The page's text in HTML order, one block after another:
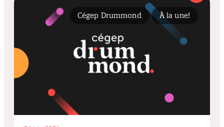
Cégep Drummond À la une!